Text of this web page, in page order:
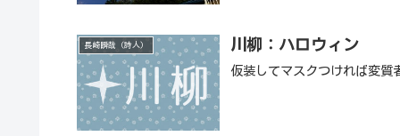
長崎瞬哉（詩人） 川柳：ハロウィン
仮装してマスクつければ変質